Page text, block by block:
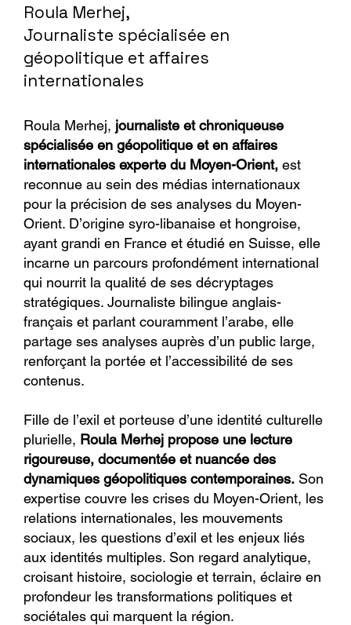
Roula Merhej,
Journaliste spécialisée en
géopolitique et affaires
internationales
Roula Merhej, journaliste et chroniqueuse
spécialisée en géopolitique et en affaires
internationales experte du Moyen-Orient, est
reconnue au sein des médias internationaux
pour la précision de ses analyses du Moyen-
Orient. D’origine syro-libanaise et hongroise,
ayant grandi en France et étudié en Suisse, elle
incarne un parcours profondément international
qui nourrit la qualité de ses décryptages
stratégiques. Journaliste bilingue anglais-
français et parlant couramment l’arabe, elle
partage ses analyses auprès d’un public large,
renforçant la portée et l’accessibilité de ses
contenus.
Fille de l’exil et porteuse d’une identité culturelle
plurielle, Roula Merhej propose une lecture
rigoureuse, documentée et nuancée des
dynamiques géopolitiques contemporaines. Son
expertise couvre les crises du Moyen-Orient, les
relations internationales, les mouvements
sociaux, les questions d’exil et les enjeux liés
aux identités multiples. Son regard analytique,
croisant histoire, sociologie et terrain, éclaire en
profondeur les transformations politiques et
sociétales qui marquent la région.